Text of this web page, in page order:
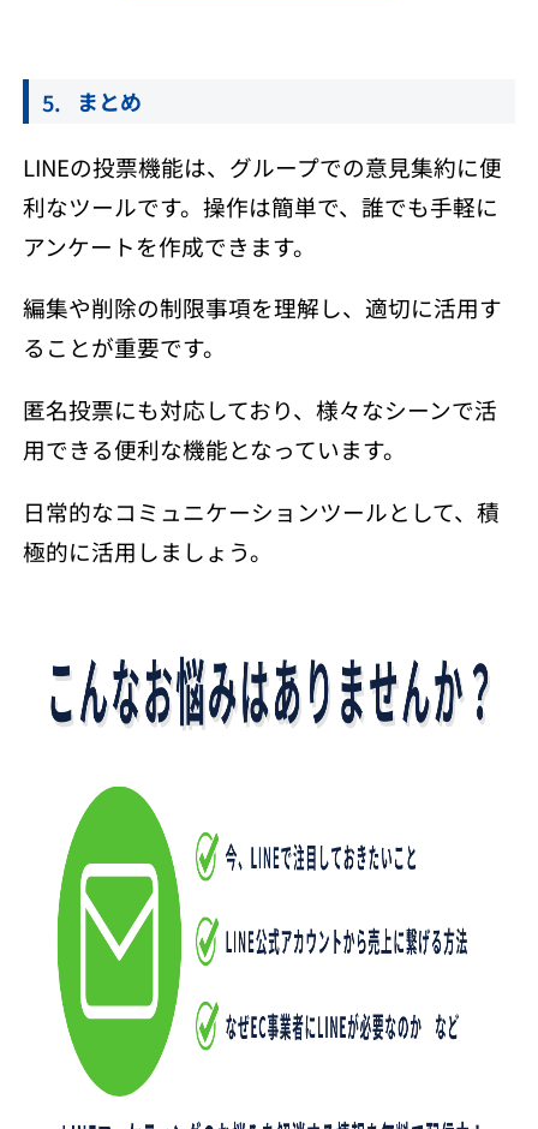
まとめ
LINEの投票機能は、グループでの意見集約に便
利なツールです。操作は簡単で、誰でも手軽に
アンケートを作成できます。
編集や削除の制限事項を理解し、適切に活用す
ることが重要です。
匿名投票にも対応しており、様々なシーンで活
用できる便利な機能となっています。
日常的なコミュニケーションツールとして、積
極的に活用しましょう。